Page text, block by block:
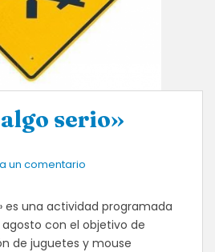
serio»
un comentario
es una actividad programada
con el objetivo de
de juguetes y mouse